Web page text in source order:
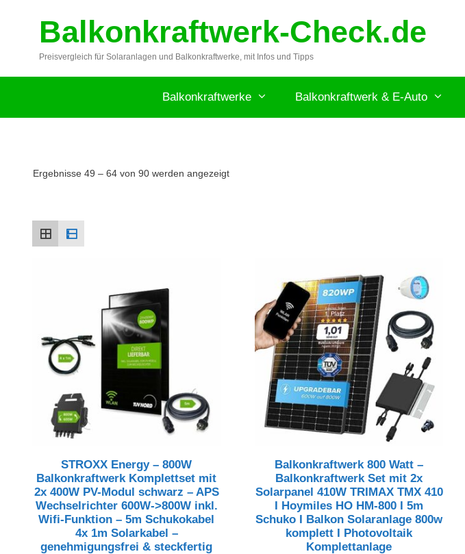
springenBalkonkraftwerk-Check.de
Preisvergleich für Solaranlagen und Balkonkraftwerke, mit Infos und Tipps
Balkonkraftwerke Balkonkraftwerk & E-Auto
Ergebnisse 49 – 64 von 90 werden angezeigtNach
STROXX Energy – 800W
Balkonkraftwerk Komplettset mit
2x 400W PV-Modul schwarz – APS
Wechselrichter 600W->800W inkl.
Wifi-Funktion – 5m Schukokabel
4x 1m Solarkabel –
genehmigungsfrei & steckfertig
Balkonkraftwerk 800 Watt –
Balkonkraftwerk Set mit 2x
Solarpanel 410W TRIMAX TMX 410
I Hoymiles HO HM-800 I 5m
Schuko I Balkon Solaranlage 800w
komplett I Photovoltaik
Komplettanlage